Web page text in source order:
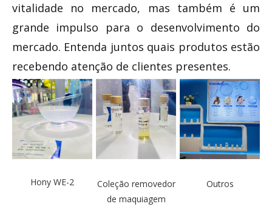
vitalidade no mercado, mas também é um
grande impulso para o desenvolvimento do
mercado. Entenda juntos quais produtos estão
recebendo atenção de clientes presentes.
Hony WE-2
Coleção removedor
de maquiagem
Outros